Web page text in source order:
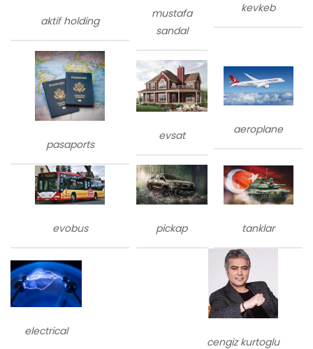
aktif holding
mustafa
sandal
kevkeb
pasaports
evsat aeroplane
evobus pickap tanklar
electrical
cengiz kurtoglu